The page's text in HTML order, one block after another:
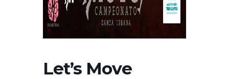
Let’s Move